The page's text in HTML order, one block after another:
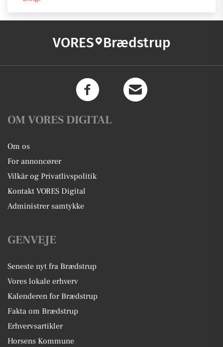
VORES Brædstrup
OM VORES DIGITAL
Om os
For annoncører
Vilkår og Privatlivspolitik
Kontakt VORES Digital
Administrer samtykke
GENVEJE
Seneste nyt fra Brædstrup
Vores lokale erhverv
Kalenderen for Brædstrup
Fakta om Brædstrup
Erhvervsartikler
Horsens Kommune